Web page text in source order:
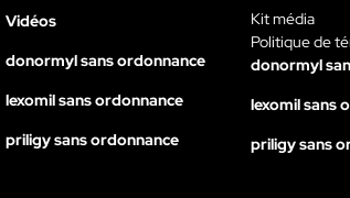
Vidéos
donormyl sans ordonnance
lexomil sans ordonnance
priligy sans ordonnance
Kit média
Politique de
donormyl
lexomil sans
priligy sans